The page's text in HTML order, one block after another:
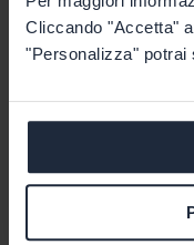
Cliccando "Accetta"
"Personalizza" potrai